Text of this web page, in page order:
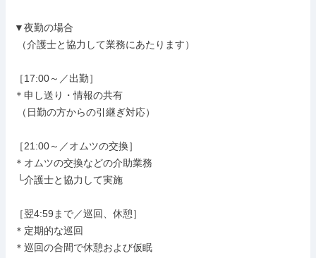
▼夜勤の場合
［17:00～／出勤］
＊申し送り・情報の共有
［21:00～／オムツの交換］
＊オムツの交換などの介助業務
［翌4:59まで／巡回、休憩］
＊定期的な巡回
＊巡回の合間で休憩および仮眠